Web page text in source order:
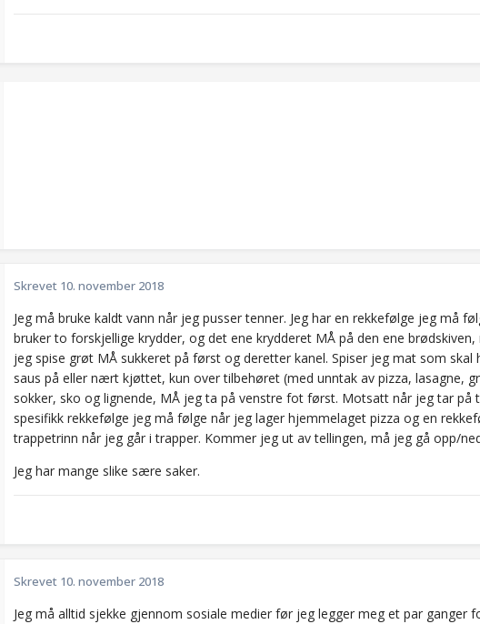
Skrevet 10. november 2018
Jeg må bruke kaldt vann når jeg pusser tenner. Jeg har en rekkefølge jeg må
bruker to forskjellige krydder, og det ene krydderet MÅ på den ene
jeg spise grøt MÅ sukkeret på først og deretter kanel. Spiser jeg mat som skal
saus på eller nært kjøttet, kun over tilbehøret (med unntak av pizza, lasagne,
sokker, sko og lignende, MÅ jeg ta på venstre fot først. Motsatt når jeg tar på
spesifikk rekkefølge jeg må følge når jeg lager hjemmelaget pizza og en
trappetrinn når jeg går i trapper. Kommer jeg ut av tellingen, må jeg gå opp/
Jeg har mange slike sære saker.
Skrevet 10. november 2018
Jeg må alltid sjekke gjennom sosiale medier før jeg legger meg et par ganger